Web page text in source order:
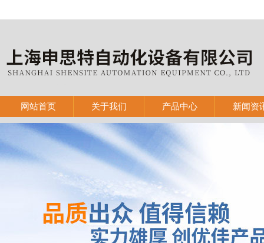
网站首页 关于我们 产品中心 新闻资